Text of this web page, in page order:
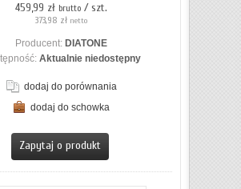
459,99 zł brutto / szt.
373,98 zł netto
Producent: DIATONE
Aktualnie niedostępny
dodaj do porównania
dodaj do schowka
Zapytaj o produkt